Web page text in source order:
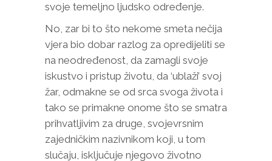
svoje temeljno ljudsko određenje.
No, zar bi to što nekome smeta nečija
vjera bio dobar razlog za opredijeliti se
na neodređenost, da zamagli svoje
iskustvo i pristup životu, da ‘ublaži’ svoj
žar, odmakne se od srca svoga života i
tako se primakne onome što se smatra
prihvatljivim za druge, svojevrsnim
zajedničkim nazivnikom koji, u tom
slučaju, isključuje njegovo životno